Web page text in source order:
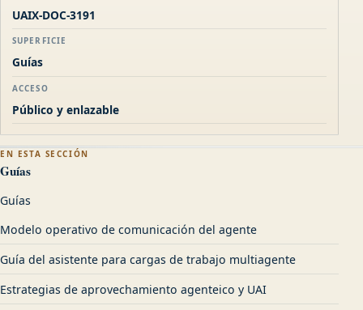
UAIX-DOC-3191
SUPERFICIE
Guías
ACCESO
Público y enlazable
EN ESTA SECCIÓN
Guías
Guías
Modelo operativo de comunicación del agente
Guía del asistente para cargas de trabajo multiagente
Estrategias de aprovechamiento agenteico y UAI